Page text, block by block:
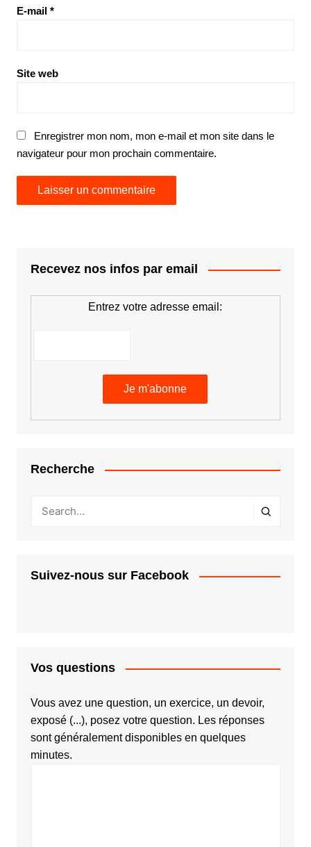
E-mail *
Site web
Enregistrer mon nom, mon e-mail et mon site dans le
navigateur pour mon prochain commentaire.
Recevez nos infos par email
Entrez votre adresse email:
Recherche
Suivez-nous sur Facebook
Vos questions
Vous avez une question, un exercice, un devoir,
exposé (...), posez votre question. Les réponses
sont généralement disponibles en quelques
minutes.